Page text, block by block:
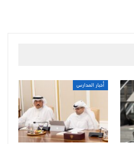
أخبار المدارس